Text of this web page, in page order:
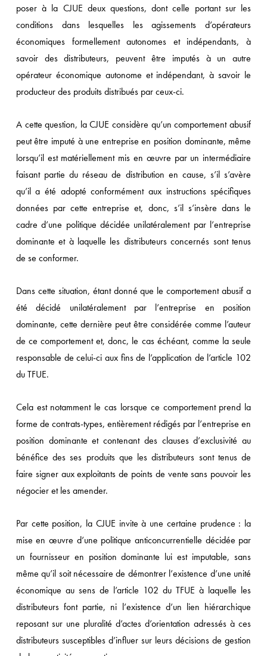
poser à la CJUE deux questions, dont celle portant sur les
conditions dans lesquelles les agissements d’opérateurs
économiques formellement autonomes et indépendants, à
savoir des distributeurs, peuvent être imputés à un autre
opérateur économique autonome et indépendant, à savoir le
producteur des produits distribués par ceux-ci.
A cette question, la CJUE considère qu’un comportement abusif
peut être imputé à une entreprise en position dominante, même
lorsqu’il est matériellement mis en œuvre par un intermédiaire
faisant partie du réseau de distribution en cause, s’il s’avère
qu’il a été adopté conformément aux instructions spécifiques
données par cette entreprise et, donc, s’il s’insère dans le
cadre d’une politique décidée unilatéralement par l’entreprise
dominante et à laquelle les distributeurs concernés sont tenus
de se conformer.
Dans cette situation, étant donné que le comportement abusif a
été décidé unilatéralement par l’entreprise en position
dominante, cette dernière peut être considérée comme l’auteur
de ce comportement et, donc, le cas échéant, comme la seule
responsable de celui-ci aux fins de l’application de l’article 102
du TFUE.
Cela est notamment le cas lorsque ce comportement prend la
forme de contrats-types, entièrement rédigés par l’entreprise en
position dominante et contenant des clauses d’exclusivité au
bénéfice des ses produits que les distributeurs sont tenus de
faire signer aux exploitants de points de vente sans pouvoir les
négocier et les amender.
Par cette position, la CJUE invite à une certaine prudence : la
mise en œuvre d’une politique anticoncurrentielle décidée par
un fournisseur en position dominante lui est imputable, sans
même qu’il soit nécessaire de démontrer l’existence d’une unité
économique au sens de l’article 102 du TFUE à laquelle les
distributeurs font partie, ni l’existence d’un lien hiérarchique
reposant sur une pluralité d’actes d’orientation adressés à ces
distributeurs susceptibles d’influer sur leurs décisions de gestion